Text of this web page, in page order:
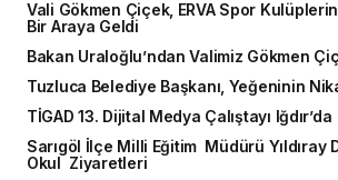
Vali Gökmen Çiçek, ERVA Spor Kulüplerinin Hâmileriyle
Bir Araya Geldi
Bakan Uraloğlu’ndan Valimiz Gökmen
Tuzluca Belediye Başkanı, Yeğeninin
TİGAD 13. Dijital Medya Çalıştayı Iğdır’da
Sarıgöl İlçe Milli Eğitim Müdürü Yıldıray
Okul Ziyaretleri